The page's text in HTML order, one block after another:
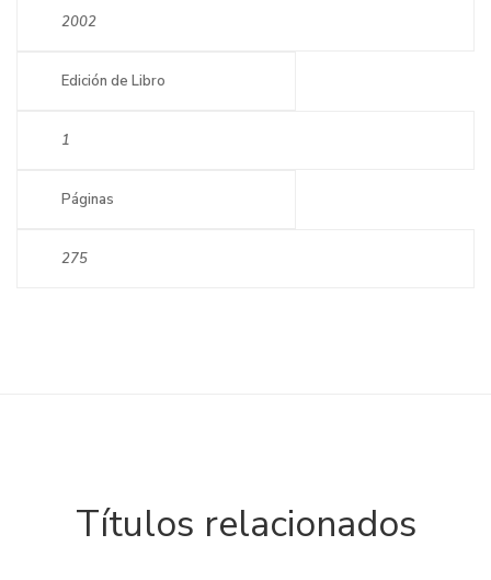
2002
Edición de Libro
1
Páginas
275
Títulos relacionados